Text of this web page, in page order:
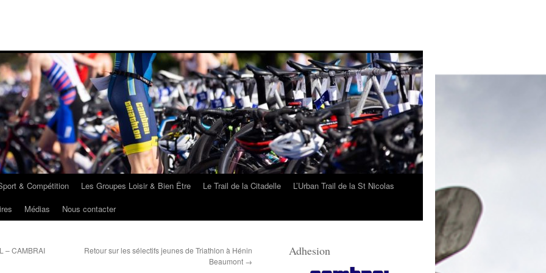
& Compétition Les Groupes Loisir & Bien Être Le Trail de la Citadelle
L’Urban Trail de la St Nicolas
Médias Nous contacter
– CAMBRAI
Retour sur les sélectifs jeunes de Triathlon à Hénin
Beaumont →
Adhesion